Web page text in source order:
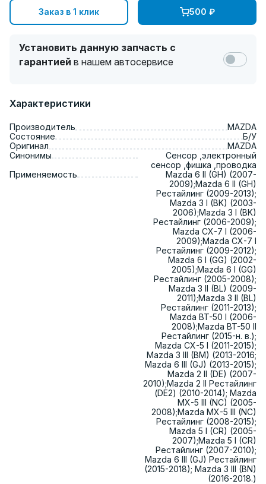
Заказ в 1 клик 500 ₽
Установить данную запчасть с
гарантией в нашем автосервисе
Характеристики
Производитель
MAZDA
Состояние
Б/У
Оригинал
MAZDA
Синонимы
Сенсор ,электронный
сенсор ,фишка ,проводка
Применяемость
Mazda 6 II (GH) (2007-
2009);Mazda 6 II (GH)
Рестайлинг (2009-2013);
Mazda 3 I (BK) (2003-
2006);Mazda 3 I (BK)
Рестайлинг (2006-2009);
Mazda CX-7 I (2006-
2009);Mazda CX-7 I
Рестайлинг (2009-2012);
Mazda 6 I (GG) (2002-
2005);Mazda 6 I (GG)
Рестайлинг (2005-2008);
Mazda 3 II (BL) (2009-
2011);Mazda 3 II (BL)
Рестайлинг (2011-2013);
Mazda BT-50 I (2006-
2008);Mazda BT-50 II
Рестайлинг (2015-н. в.);
Mazda CX-5 I (2011-2015);
Mazda 3 III (BM) (2013-2016;
Mazda 6 III (GJ) (2013-2015);
Mazda 2 II (DE) (2007-
2010);Mazda 2 II Рестайлинг
(DE2) (2010-2014); Mazda
MX-5 III (NC) (2005-
2008);Mazda MX-5 III (NC)
Рестайлинг (2008-2015);
Mazda 5 I (CR) (2005-
2007);Mazda 5 I (CR)
Рестайлинг (2007-2010);
Mazda 6 III (GJ) Рестайлинг
(2015-2018); Mazda 3 III (BN)
(2016-2018.)